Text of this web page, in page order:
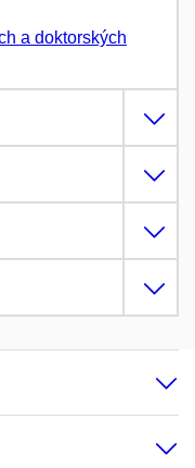
a doktorských